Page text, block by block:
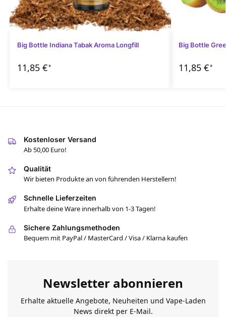
Big Bottle Indiana Tabak Aroma Longfill
11,85 €*
Big Bottle
11,85 €*
Kostenloser Versand
Ab 50,00 Euro!
Qualität
Wir bieten Produkte an von führenden Herstellern!
Schnelle Lieferzeiten
Erhalte deine Ware innerhalb von 1-3 Tagen!
Sichere Zahlungsmethoden
Bequem mit PayPal / MasterCard / Visa / Klarna kaufen
Newsletter abonnieren
Erhalte aktuelle Angebote, Neuheiten und Vape-Laden
News direkt per E-Mail.